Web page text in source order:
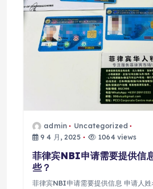
admin
Uncategorized
9 4 月, 2025
1064 views
菲律宾NBI申请需要提供信
些？
菲律宾NBI申请需要提供信息 申请人